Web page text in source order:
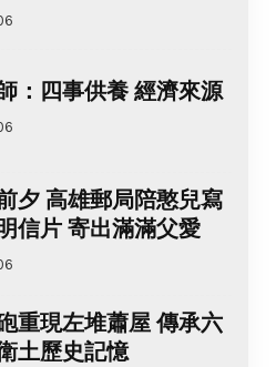
：四事供養 經濟來源
夕 高雄郵局陪憨兒寫
信片 寄出滿滿父愛
重現左堆蕭屋 傳承六
土歷史記憶